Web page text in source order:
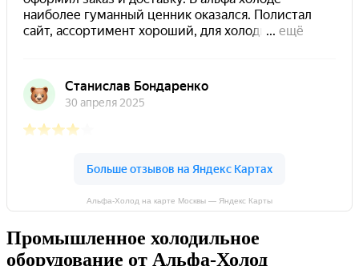
Альфа-Холод на карте Москвы — Яндекс Карты
Промышленное холодильное
оборудование от Альфа-Холод